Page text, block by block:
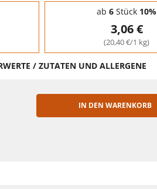
ab 6 Stück 10%
3,06 €
(20,40 €/1 kg)
/ ZUTATEN UND ALLERGENE
IN DEN WARENKORB